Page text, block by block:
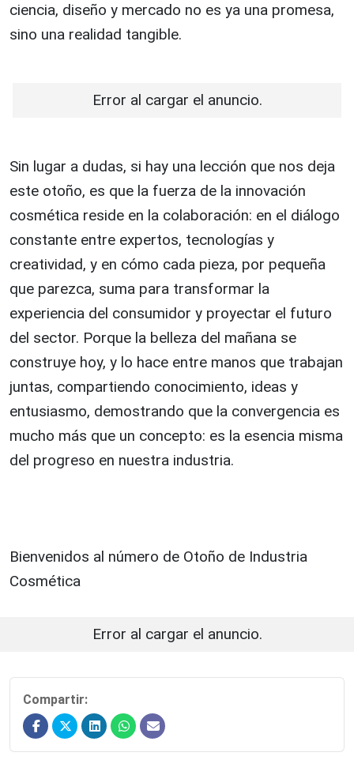
ciencia, diseño y mercado no es ya una promesa,
sino una realidad tangible.
Error al cargar el anuncio.
Sin lugar a dudas, si hay una lección que nos deja
este otoño, es que la fuerza de la innovación
cosmética reside en la colaboración: en el diálogo
constante entre expertos, tecnologías y
creatividad, y en cómo cada pieza, por pequeña
que parezca, suma para transformar la
experiencia del consumidor y proyectar el futuro
del sector. Porque la belleza del mañana se
construye hoy, y lo hace entre manos que trabajan
juntas, compartiendo conocimiento, ideas y
entusiasmo, demostrando que la convergencia es
mucho más que un concepto: es la esencia misma
del progreso en nuestra industria.
Bienvenidos al número de Otoño de Industria
Cosmética
Error al cargar el anuncio.
Compartir: